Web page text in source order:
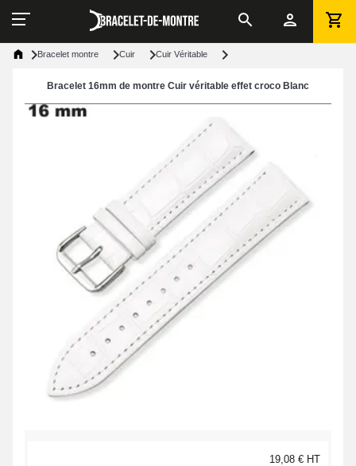
Bracelet montre Cuir Cuir Véritable
Bracelet 16mm de montre Cuir véritable effet croco Blanc
19,08 € HT